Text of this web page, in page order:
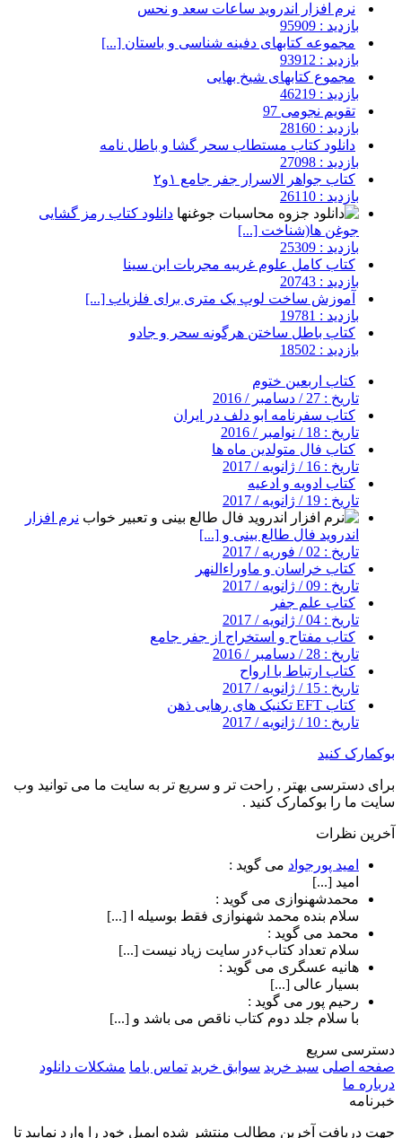
نرم افزار اندروید ساعات سعد و نحس
بازدید : 95909
مجموعه کتابهای دفینه شناسی و باستان [...]
بازدید : 93912
مجموع کتابهای شیخ بهایی
بازدید : 46219
تقویم نجومی 97
بازدید : 28160
دانلود کتاب مستطاب سحر گشا و باطل نامه
بازدید : 27098
کتاب جواهر الاسرار جفر جامع ۱و۲
بازدید : 26110
دانلود کتاب رمز گشایی
جوغن ها(شناخت [...]
بازدید : 25309
کتاب کامل علوم غریبه مجربات ابن سینا
بازدید : 20743
آموزش ساخت لوپ یک متری برای فلزیاب [...]
بازدید : 19781
کتاب باطل ساختن هرگونه سحر و جادو
بازدید : 18502
کتاب اربعین ختوم
تاریخ : 27 / دسامبر / 2016
کتاب سفرنامه ابو دلف در ایران
تاریخ : 18 / نوامبر / 2016
کتاب فال متولدین ماه ها
تاریخ : 16 / ژانویه / 2017
کتاب ادویه و ادعیه
تاریخ : 19 / ژانویه / 2017
نرم افزار
اندروید فال طالع بینی و [...]
تاریخ : 02 / فوریه / 2017
کتاب خراسان و ماوراءالنهر
تاریخ : 09 / ژانویه / 2017
کتاب علم جفر
تاریخ : 04 / ژانویه / 2017
کتاب مفتاح و استخراج از جفر جامع
تاریخ : 28 / دسامبر / 2016
کتاب ارتباط با ارواح
تاریخ : 15 / ژانویه / 2017
کتاب EFT تکنیک های رهایی ذهن
تاریخ : 10 / ژانویه / 2017
بوکمارک کنید
برای دسترسی بهتر , راحت تر و سریع تر به سایت ما می توانید وب
سایت ما را بوکمارک کنید .
آخرین نظرات
امید پورجواد می گوید :
امید [...]
محمدشهنوازی می گوید :
سلام بنده محمد شهنوازی فقط بوسیله ا [...]
محمد می گوید :
سلام تعداد کتاب۶در سایت زیاد نیست [...]
هانیه عسگری می گوید :
بسیار عالی [...]
رحیم پور می گوید :
با سلام جلد دوم کتاب ناقص می باشد و [...]
دسترسی سریع
صفحه اصلی سبد خرید سوابق خرید تماس باما مشکلات دانلود
درباره ما
خبرنامه
جهت دریافت آخرین مطالب منتشر شده ایمیل خود را وارد نمایید تا